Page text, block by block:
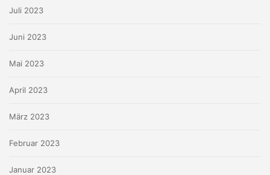
Juli 2023
Juni 2023
Mai 2023
April 2023
März 2023
Februar 2023
Januar 2023